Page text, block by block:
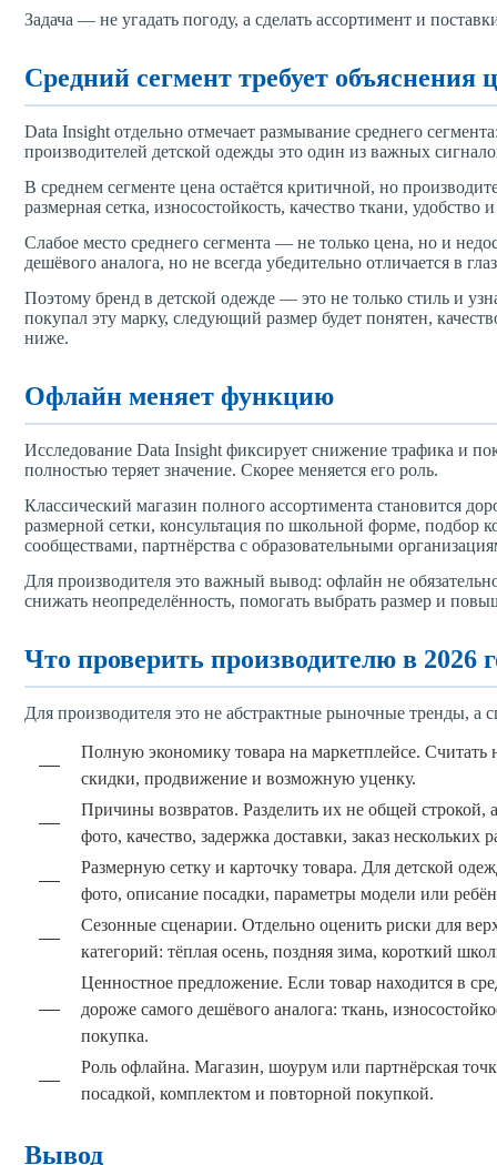
Задача — не угадать погоду, а сделать ассортимент и
Средний сегмент требует объяснения
Data Insight отдельно отмечает размывание среднего
производителей детской одежды это один из важных
В среднем сегменте цена остаётся критичной, но
размерная сетка, износостойкость, качество ткани,
Слабое место среднего сегмента — не только цена, но и
дешёвого аналога, но не всегда убедительно отличается в
Поэтому бренд в детской одежде — это не только стиль и
покупал эту марку, следующий размер будет понятен,
ниже.
Офлайн меняет функцию
Исследование Data Insight фиксирует снижение трафика и
полностью теряет значение. Скорее меняется его роль.
Классический магазин полного ассортимента становится
размерной сетки, консультация по школьной форме, подбор
сообществами, партнёрства с образовательными
Для производителя это важный вывод: офлайн не
снижать неопределённость, помогать выбрать размер и
Что проверить производителю в 2026
Для производителя это не абстрактные рыночные тренды, а
Полную экономику товара на маркетплейсе. Считать
скидки, продвижение и возможную уценку.
Причины возвратов. Разделить их не общей
фото, качество, задержка доставки, заказ нескольких
Размерную сетку и карточку товара. Для детской
фото, описание посадки, параметры модели или
Сезонные сценарии. Отдельно оценить риски для
категорий: тёплая осень, поздняя зима, короткий
Ценностное предложение. Если товар находится в
дороже самого дешёвого аналога: ткань,
покупка.
Роль офлайна. Магазин, шоурум или партнёрская
посадкой, комплектом и повторной покупкой.
Вывод